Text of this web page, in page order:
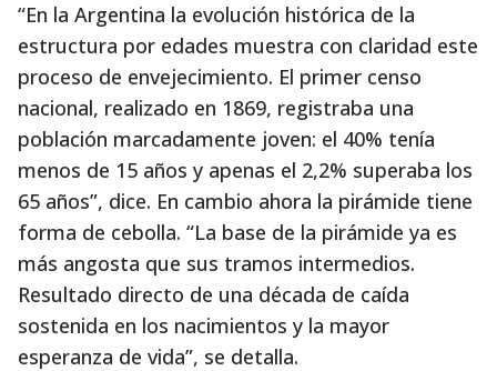
“En la Argentina la evolución histórica de la
estructura por edades muestra con claridad este
proceso de envejecimiento. El primer censo
nacional, realizado en 1869, registraba una
población marcadamente joven: el 40% tenía
menos de 15 años y apenas el 2,2% superaba los
65 años”, dice. En cambio ahora la pirámide tiene
forma de cebolla. “La base de la pirámide ya es
más angosta que sus tramos intermedios.
Resultado directo de una década de caída
sostenida en los nacimientos y la mayor
esperanza de vida”, se detalla.